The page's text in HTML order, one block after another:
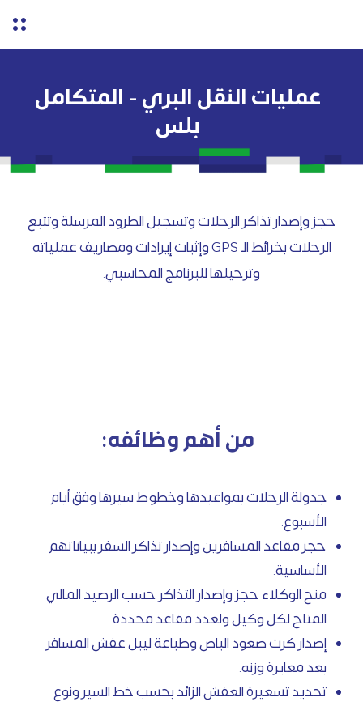
عمليات النقل البري - المتكامل
بلس
حجز وإصدار تذاكر الرحلات وتسجيل الطرود المرسلة وتتبع
الرحلات بخرائط الـ GPS وإثبات إيرادات ومصاريف عملياته
وترحيلها للبرنامج المحاسبي.
من أهم وظائفه:
جدولة الرحلات بمواعيدها وخطوط سيرها وفق أيام
الأسبوع.
حجز مقاعد المسافرين وإصدار تذاكر السفر ببياناتهم
الأساسية.
منح الوكلاء حجز وإصدار التذاكر حسب الرصيد المالي
المتاح لكل وكيل ولعدد مقاعد محددة.
إصدار كرت صعود الباص وطباعة ليبل عفش المسافر
بعد معايرة وزنه.
تحديد تسعيرة العفش الزائد بحسب خط السير ونوع